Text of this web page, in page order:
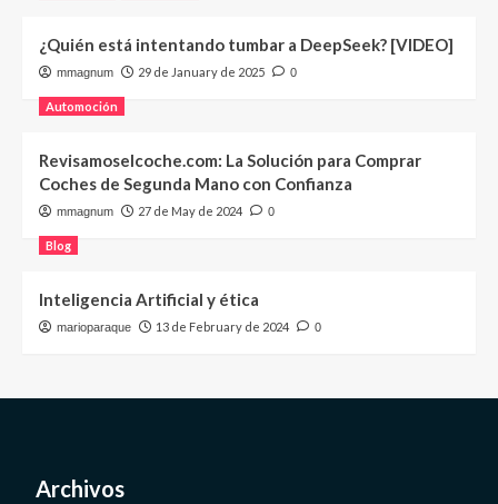
¿Quién está intentando tumbar a DeepSeek? [VIDEO]
mmagnum 29 de January de 2025 0
Automoción
Revisamoselcoche.com: La Solución para Comprar
Coches de Segunda Mano con Confianza
mmagnum 27 de May de 2024 0
Blog
Inteligencia Artificial y ética
marioparaque 13 de February de 2024 0
Archivos